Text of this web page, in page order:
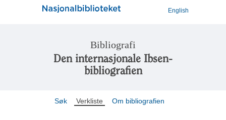
English
Bibliografi
Den internasjonale Ibsen-
bibliografien
Søk Verkliste Om bibliografien